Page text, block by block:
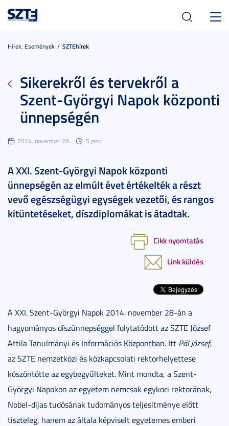
Hírek, Események SZTEhírek
Sikerekről és tervekről a
Szent-Györgyi Napok központi
ünnepségén
2014. november 28. 5 perc
A XXI. Szent-Györgyi Napok központi
ünnepségén az elmúlt évet értékelték a részt
vevő egészségügyi egységek vezetői, és rangos
kitüntetéseket, díszdiplomákat is átadtak.
Cikk nyomtatás
Link küldés
A XXI. Szent-Györgyi Napok 2014. november 28-án a
hagyományos díszünnepséggel folytatódott az SZTE József
Attila Tanulmányi és Információs Központban. Itt Pál József,
az SZTE nemzetközi és közkapcsolati rektorhelyettese
köszöntötte az egybegyűlteket. Mint mondta, a Szent-
Györgyi Napokon az egyetem nemcsak egykori rektorának,
Nobel-díjas tudósának tudományos teljesítménye előtt
tiszteleg, hanem az általa képviselt egyetemes emberi